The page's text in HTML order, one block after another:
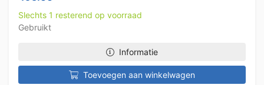
Slechts 1 resterend op voorraad
Gebruikt
Informatie
Toevoegen aan winkelwagen